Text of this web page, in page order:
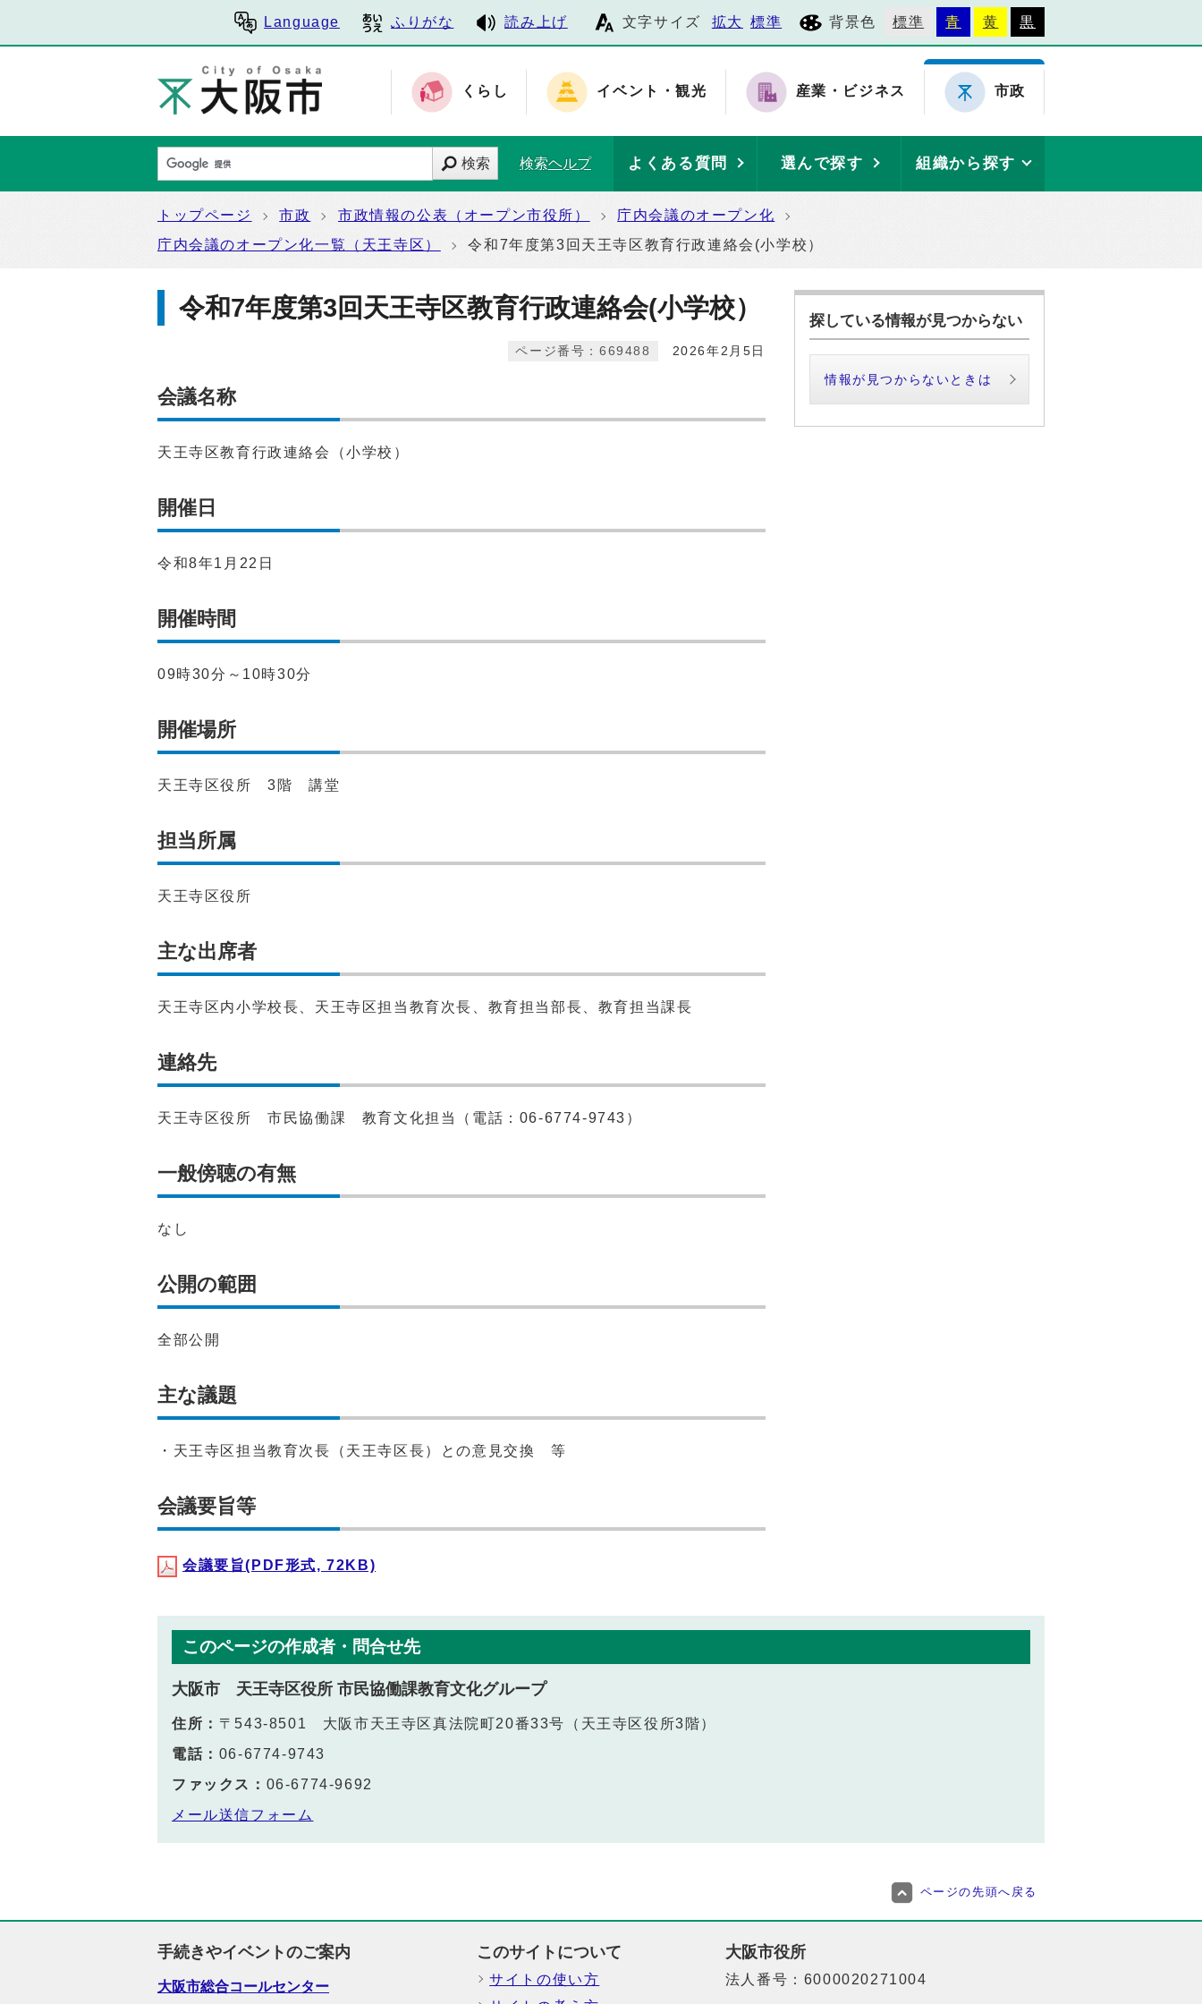
Language ふりがな 読み上げ 文字サイズ 拡大 標準 背景色 標準 青 黄 黒
くらし イベント・観光 産業・ビジネス 市政
検索 検索ヘルプ よくある質問 選んで探す 組織から探す
トップページ 市政 市政情報の公表（オープン市役所）
庁内会議のオープン化
庁内会議のオープン化一覧（天王寺区）
令和7年度第3回天王寺区教育行政連絡会(小学校）
令和7年度第3回天王寺区教育行政連絡会(小学校）
2026年2月5日
ページ番号：669488
会議名称
天王寺区教育行政連絡会（小学校）
開催日
令和8年1月22日
開催時間
09時30分～10時30分
開催場所
天王寺区役所 3階 講堂
担当所属
天王寺区役所
主な出席者
天王寺区内小学校長、天王寺区担当教育次長、教育担当部長、教育担当課長
連絡先
天王寺区役所 市民協働課 教育文化担当（電話：06-6774-9743）
一般傍聴の有無
なし
公開の範囲
全部公開
主な議題
・天王寺区担当教育次長（天王寺区長）との意見交換 等
会議要旨等
会議要旨(PDF形式, 72KB)
探している情報が見つからない
情報が見つからないときは
このページの作成者・問合せ先
大阪市 天王寺区役所 市民協働課教育文化グループ
住所： 〒543-8501 大阪市天王寺区真法院町20番33号（天王寺区役所3階）
電話： 06-6774-9743
ファックス： 06-6774-9692
メール送信フォーム
ページの先頭へ戻る
手続きやイベントのご案内
大阪市総合コールセンター
このサイトについて
サイトの使い方
大阪市役所
法人番号：6000020271004